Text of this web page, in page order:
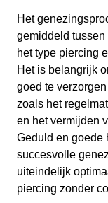
Het
gemiddeld
het type piercing
Het is belangrijk
goed te
zoals het
en het vermijden
Geduld en goede
succesvolle
uiteindelijk
piercing zonder